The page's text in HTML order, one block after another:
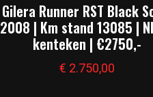
Gilera Runner RST Black
2008 | Km stand 13085 |
kenteken | €2750,-
€ 2.750,00